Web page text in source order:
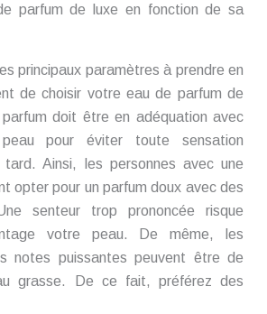
parfum de luxe en fonction de sa
principaux paramètres à prendre en
de choisir votre eau de parfum de
doit être en adéquation avec
pour éviter toute sensation
tard. Ainsi, les personnes avec une
opter pour un parfum doux avec des
senteur trop prononcée risque
votre peau. De même, les
notes puissantes peuvent être de
grasse. De ce fait, préférez des